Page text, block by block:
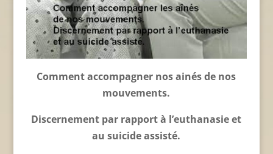
Comment accompagner nos ainés de nos
mouvements.
Discernement par rapport à l’euthanasie et
au suicide assisté.